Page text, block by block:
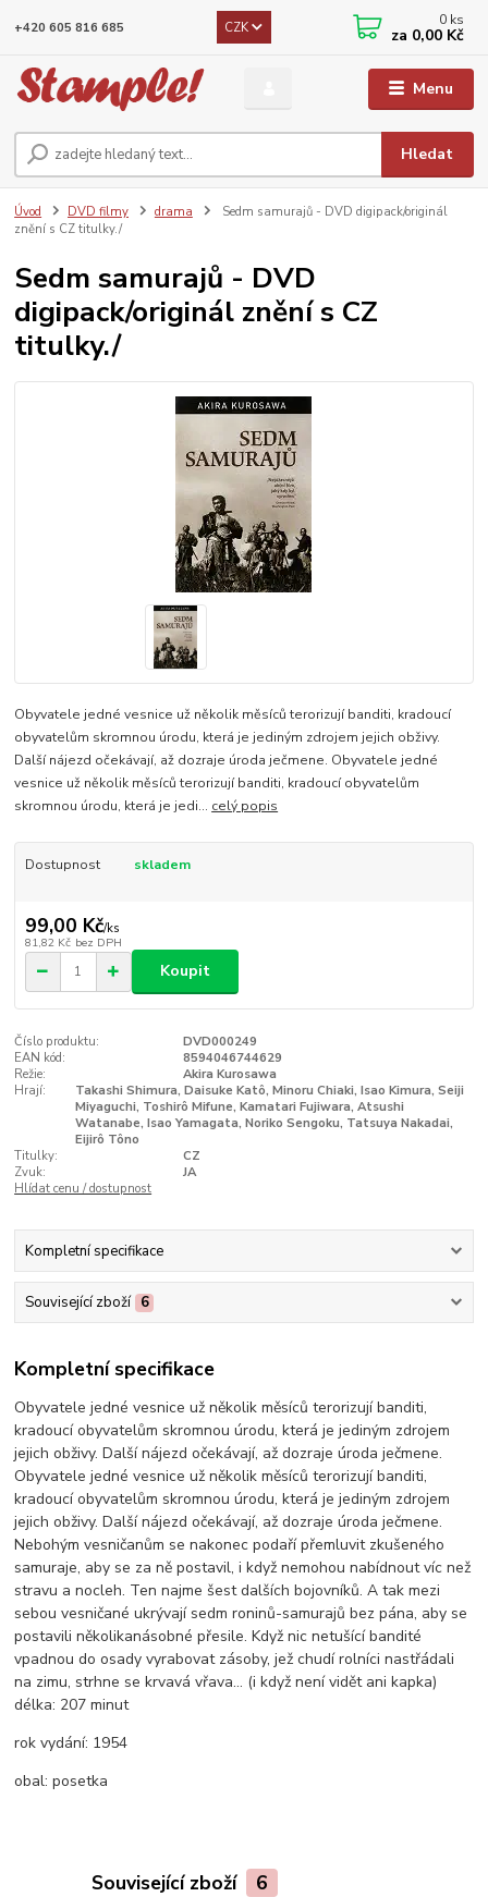
Menu
CZK
Hledat
+420 605 816 685 0 ks
za 0,00 Kč
Úvod DVD filmy drama
Sedm samurajů - DVD digipack/originál
znění s CZ titulky./
Sedm samurajů - DVD
digipack/originál znění s CZ
titulky./
Obyvatele jedné vesnice už několik měsíců terorizují banditi, kradoucí
obyvatelům skromnou úrodu, která je jediným zdrojem jejich obživy.
Další nájezd očekávají, až dozraje úroda ječmene. Obyvatele jedné
vesnice už několik měsíců terorizují banditi, kradoucí obyvatelům
skromnou úrodu, která je jedi... celý popis
Dostupnost skladem
99,00 Kč/ks
81,82 Kč bez DPH
Koupit
Číslo produktu:
DVD000249
EAN kód:
8594046744629
Režie:
Akira Kurosawa
Hrají:
Takashi Shimura, Daisuke Katô, Minoru Chiaki, Isao Kimura, Seiji
Miyaguchi, Toshirô Mifune, Kamatari Fujiwara, Atsushi
Watanabe, Isao Yamagata, Noriko Sengoku, Tatsuya Nakadai,
Eijirô Tôno
Titulky:
CZ
Zvuk:
JA
Hlídat cenu / dostupnost
Kompletní specifikace
Související zboží 6
Kompletní specifikace
Obyvatele jedné vesnice už několik měsíců terorizují banditi,
kradoucí obyvatelům skromnou úrodu, která je jediným zdrojem
jejich obživy. Další nájezd očekávají, až dozraje úroda ječmene.
Obyvatele jedné vesnice už několik měsíců terorizují banditi,
kradoucí obyvatelům skromnou úrodu, která je jediným zdrojem
jejich obživy. Další nájezd očekávají, až dozraje úroda ječmene.
Nebohým vesničanům se nakonec podaří přemluvit zkušeného
samuraje, aby se za ně postavil, i když nemohou nabídnout víc než
stravu a nocleh. Ten najme šest dalších bojovníků. A tak mezi
sebou vesničané ukrývají sedm roninů-samurajů bez pána, aby se
postavili několikanásobné přesile. Když nic netušící bandité
vpadnou do osady vyrabovat zásoby, jež chudí rolníci nastřádali
na zimu, strhne se krvavá vřava… (i když není vidět ani kapka)
délka: 207 minut
rok vydání: 1954
obal: posetka
Související zboží 6